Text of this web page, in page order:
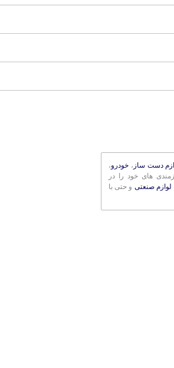
دست ساز ، خودرو،
های خود را در
لوازم صنعتی و حتی با